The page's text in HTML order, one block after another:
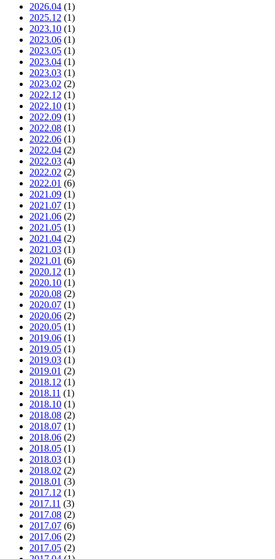
2026.04 (1)
2025.12 (1)
2023.10 (1)
2023.06 (1)
2023.05 (1)
2023.04 (1)
2023.03 (1)
2023.02 (2)
2022.12 (1)
2022.10 (1)
2022.09 (1)
2022.08 (1)
2022.06 (1)
2022.04 (2)
2022.03 (4)
2022.02 (2)
2022.01 (6)
2021.09 (1)
2021.07 (1)
2021.06 (2)
2021.05 (1)
2021.04 (2)
2021.03 (1)
2021.01 (6)
2020.12 (1)
2020.10 (1)
2020.08 (2)
2020.07 (1)
2020.06 (2)
2020.05 (1)
2019.06 (1)
2019.05 (1)
2019.03 (1)
2019.01 (2)
2018.12 (1)
2018.11 (1)
2018.10 (1)
2018.08 (2)
2018.07 (1)
2018.06 (2)
2018.05 (1)
2018.03 (1)
2018.02 (2)
2018.01 (3)
2017.12 (1)
2017.11 (3)
2017.08 (2)
2017.07 (6)
2017.06 (2)
2017.05 (2)